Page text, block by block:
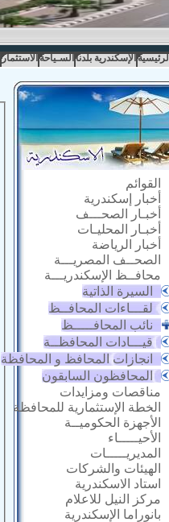
الرئيسية الإسكندرية بلدنا السـياحة الاستثمار
القوائم
أخبار إسكندرية
أخبـار الصحـــف
أخبـار المحليـات
أخبار الرياضة
الصحــف المصريـــة
محافــظ الإسكندريـــة
السيرة الذاتية
لقـــاءات المحافــظ
نائب المحافـــــظ
قيـــادات المحافظــة
انجازات المحافظ و المحافظة
المحافظون السابقون
مناقصات ومزايدات
الخطة الإستثمارية للمحافظة
الأجهزة الحكوميــة
الأحيـــــاء
المديريـــــات
الهيئات والشركات
استاد الاسكندرية
مركز النيل للاعلام
بانوراما الإسكندرية